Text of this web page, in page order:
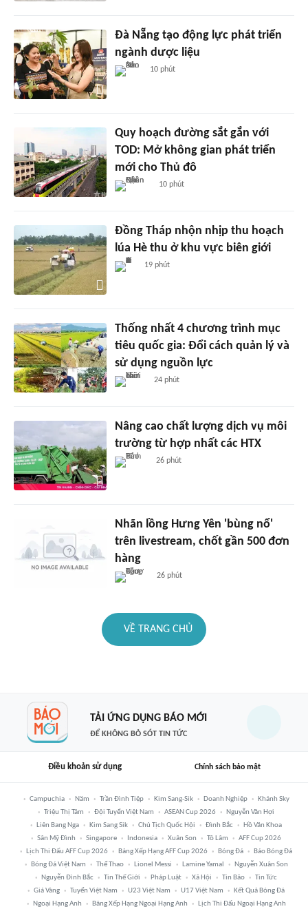
Đà Nẵng tạo động lực phát triển
ngành dược liệu
10 phút
Quy hoạch đường sắt gắn với
TOD: Mở không gian phát triển
mới cho Thủ đô
10 phút
Đồng Tháp nhộn nhịp thu hoạch
lúa Hè thu ở khu vực biên giới
19 phút
Thống nhất 4 chương trình mục
tiêu quốc gia: Đổi cách quản lý và
sử dụng nguồn lực
24 phút
Nâng cao chất lượng dịch vụ môi
trường từ hợp nhất các HTX
26 phút
Nhãn lồng Hưng Yên 'bùng nổ'
trên livestream, chốt gần 500 đơn
hàng
26 phút
VỀ TRANG CHỦ
TẢI ỨNG DỤNG BÁO MỚI
ĐỂ KHÔNG BỎ SÓT TIN TỨC
Điều khoản sử dụng Chính sách bảo mật
Campuchia Năm Trần Đình Tiệp Kim Sang-Sik Doanh Nghiệp
Khánh Sky
Triệu Thị Tâm
Đội Tuyển Việt Nam ASEAN Cup 2026
Nguyễn Văn Hợi
Liên Bang Nga
Kim Sang Sik Chủ Tịch Quốc Hội Đình Bắc
Hồ Văn Khoa
Sân Mỹ Đình
Singapore Indonesia Xuân Son Tô Lâm
AFF Cup 2026
Lịch Thi Đấu AFF Cup 2026
Bảng Xếp Hạng AFF Cup 2026 Bóng Đá
Báo Bóng Đá
Bóng Đá Việt Nam
Thể Thao Lionel Messi Lamine Yamal
Nguyễn Xuân Son
Nguyễn Đình Bắc
Tin Thế Giới Pháp Luật Xã Hội Tin Bão
Tin Tức
Giá Vàng
Tuyển Việt Nam U23 Việt Nam U17 Việt Nam
Kết Quả Bóng Đá
Ngoại Hạng Anh
Bảng Xếp Hạng Ngoại Hạng Anh Lịch Thi Đấu Ngoại Hạng Anh